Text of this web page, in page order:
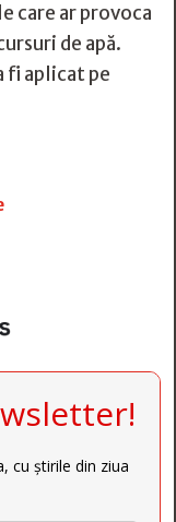
care ar provoca
de apă.
fi aplicat pe
cu știrile din ziua